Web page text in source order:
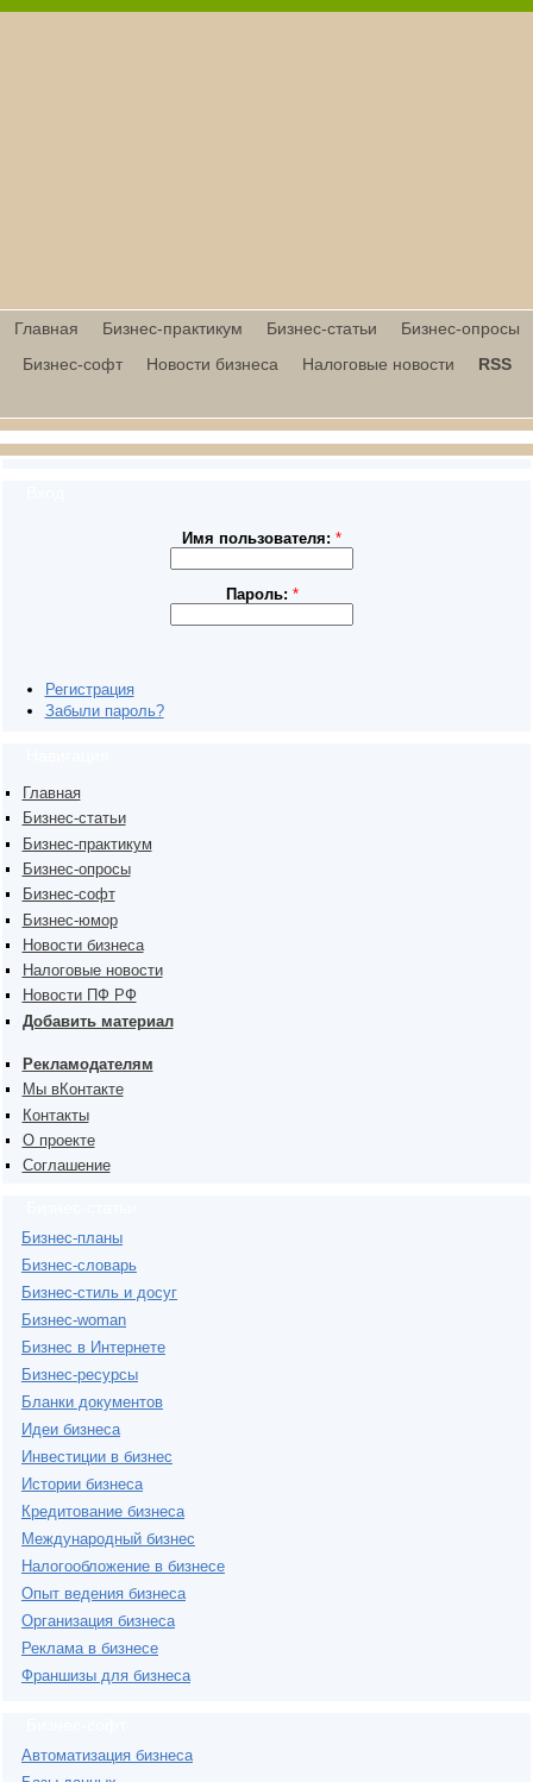
Главная Бизнес-практикум Бизнес-статьи
Бизнес-опросы
Бизнес-софт
Новости бизнеса Налоговые новости RSS
Имя пользователя:*
Пароль: *
Регистрация
Забыли пароль?
Главная
Бизнес-статьи
Бизнес-практикум
Бизнес-опросы
Бизнес-софт
Бизнес-юмор
Новости бизнеса
Налоговые новости
Новости ПФ РФ
Добавить материал
Рекламодателям
Мы вКонтакте
Контакты
О проекте
Соглашение
Бизнес-планы
Бизнес-словарь
Бизнес-стиль и досуг
Бизнес-woman
Бизнес в Интернете
Бизнес-ресурсы
Бланки документов
Идеи бизнеса
Инвестиции в бизнес
Истории бизнеса
Кредитование бизнеса
Международный бизнес
Налогообложение в бизнесе
Опыт ведения бизнеса
Организация бизнеса
Реклама в бизнесе
Франшизы для бизнеса
Автоматизация бизнеса